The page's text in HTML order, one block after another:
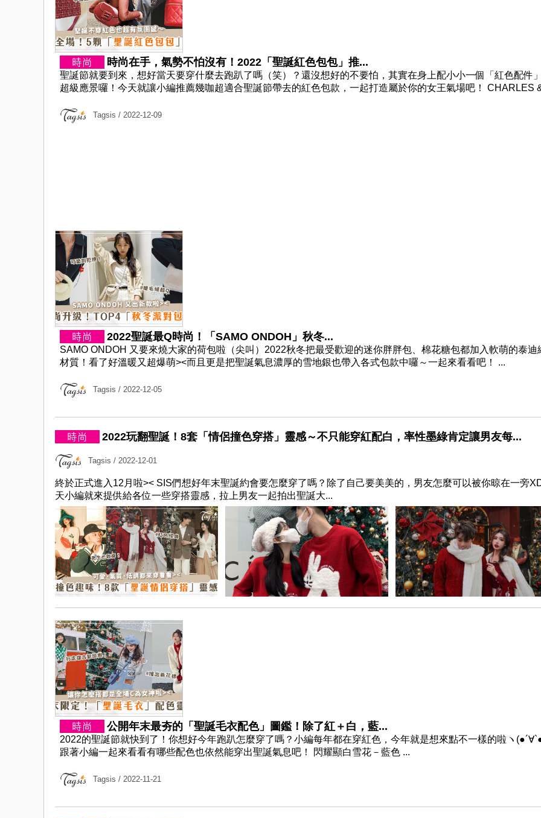
時尚在手，氣勢不怕沒有！2022「聖誕紅色包包」推...
聖誕節就要到來，想好當天要穿什麼去跑趴了嗎（笑）？還沒想好的不要怕，其實在身上配小小一個「紅色配件
超級應景囉！今天就讓小編推薦幾咖超適合聖誕節帶去的紅色包款，一起打造屬於你的女王氣場吧！ CHARLES
Tagsis / 2022-12-09
2022聖誕最Q時尚！「SAMO ONDOH」秋冬...
SAMO ONDOH 又要來燒大家的荷包啦（尖叫）2022秋冬把最受歡迎的迷你胖胖包、棉花糖包都加入軟萌的泰迪
材質！看了好溫暖又超爆萌><而且更是把聖誕氣息濃厚的雪地銀也帶入各式包款中囉～一起來看看吧！ ...
Tagsis / 2022-12-05
2022玩翻聖誕！8套「情侶撞色穿搭」靈感～不只能穿紅配白，率性墨綠肯定讓男友每...
Tagsis / 2022-12-01
終於正式進入12月啦>< SIS們想好年末聖誕約會要怎麼穿了嗎？除了自己要美美的，男友怎麼可以被你晾在一旁
天小編就來提供給各位一些穿搭靈感，拉上男友一起拍出聖誕大...
公開年末最夯的「聖誕毛衣配色」圖鑑！除了紅＋白，藍...
2022的聖誕節就快到了！你想好今年跑趴怎麼穿了嗎？小編每年都在穿紅色，今年就是想來點不一樣的啦ヽ
跟著小編一起來看看有哪些配色也依然能穿出聖誕氣息吧！ 閃耀顯白雪花－藍色 ...
Tagsis / 2022-11-21